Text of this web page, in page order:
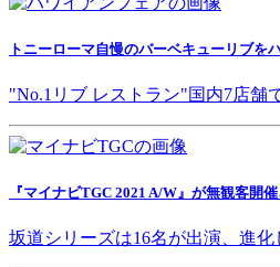
トニーローマ自慢のバーベキューリブを
"No.1リブ レストラン"国内7店舗
『マイナビTGC 2021 A/W』が無観客開
坂道シリーズは16名が出演、進